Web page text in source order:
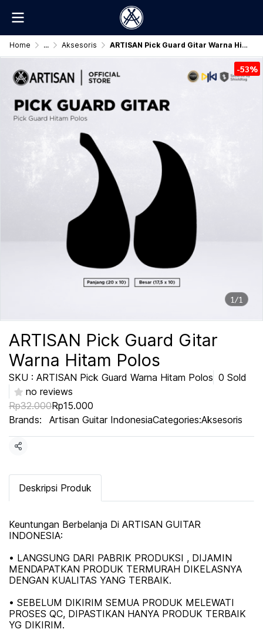
Home ... Aksesoris ARTISAN Pick Guard Gitar Warna Hitam Polos
1/1
-53%
ARTISAN Pick Guard Gitar
Warna Hitam Polos
SKU : ARTISAN Pick Guard Warna Hitam Polos 0 Sold
no reviews
Rp32.000Rp15.000
Brands:
Artisan Guitar IndonesiaCategories:Aksesoris
Share
Deskripsi Produk
Keuntungan Berbelanja Di ARTISAN GUITAR
INDONESIA:
• LANGSUNG DARI PABRIK PRODUKSI , DIJAMIN
MENDAPATKAN PRODUK TERMURAH DIKELASNYA
DENGAN KUALITAS YANG TERBAIK.
• SEBELUM DIKIRIM SEMUA PRODUK MELEWATI
PROSES QC, DIPASTIKAN HANYA PRODUK TERBAIK
YG DIKIRIM.